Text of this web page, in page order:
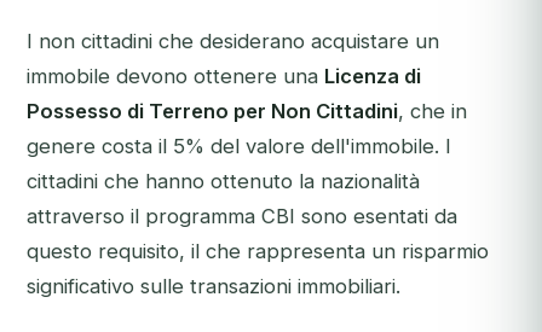
I non cittadini che desiderano acquistare un
immobile devono ottenere una Licenza di
Possesso di Terreno per Non Cittadini, che in
genere costa il 5% del valore dell'immobile. I
cittadini che hanno ottenuto la nazionalità
attraverso il programma CBI sono esentati da
questo requisito, il che rappresenta un risparmio
significativo sulle transazioni immobiliari.